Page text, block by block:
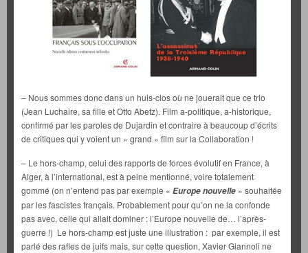
– Nous sommes donc dans un huis-clos où ne jouerait que ce trio
(Jean Luchaire, sa fille et Otto Abetz). Film a-politique, a-historique,
confirmé par les paroles de Dujardin et contraire à beaucoup d’écrits
de critiques qui y voient un « grand » film sur la Collaboration !
– Le hors-champ, celui des rapports de forces évolutif en France, à
Alger, à l’international, est à peine mentionné, voire totalement
gommé (on n’entend pas par exemple « Europe nouvelle » souhaitée
par les fascistes français. Probablement pour qu’on ne la confonde
pas avec, celle qui allait dominer : l’Europe nouvelle de… l’après-
guerre !) Le hors-champ est juste une illustration : par exemple, il est
parlé des rafles de juifs mais, sur cette question, Xavier Giannoli ne